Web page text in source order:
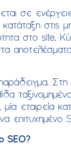
σε
στις
στο site.
Στη
εταιρεία
επιτυχημένο
SEO?